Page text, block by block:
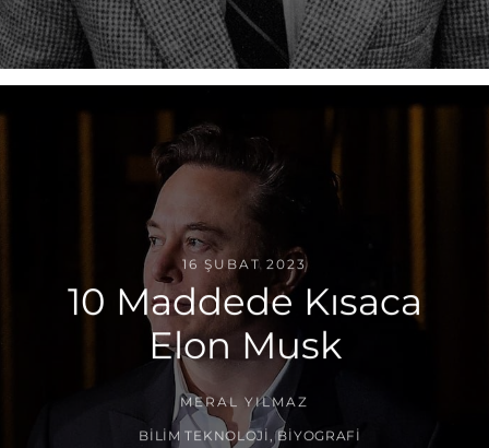
16 ŞUBAT 2023
10 Maddede Kısaca
Elon Musk
MERAL YILMAZ
BILIM TEKNOLOJI ,BIYOGRAFI